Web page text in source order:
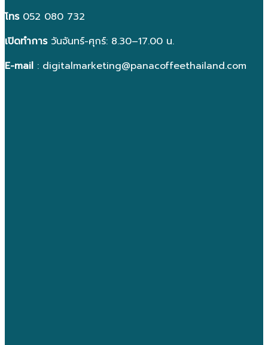
โทร 052 080 732
เปิดทำการ วันจันทร์-ศุกร์: 8.30–17.00 น.
E-mail : digitalmarketing@panacoffeethailand.com